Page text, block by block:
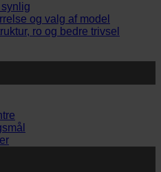
og valg af model
ro og bedre trivsel